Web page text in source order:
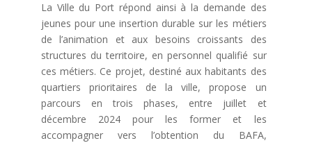
La Ville du Port répond ainsi à la demande des
jeunes pour une insertion durable sur les métiers
de l’animation et aux besoins croissants des
structures du territoire, en personnel qualifié sur
ces métiers. Ce projet, destiné aux habitants des
quartiers prioritaires de la ville, propose un
parcours en trois phases, entre juillet et
décembre 2024 pour les former et les
accompagner vers l’obtention du BAFA,